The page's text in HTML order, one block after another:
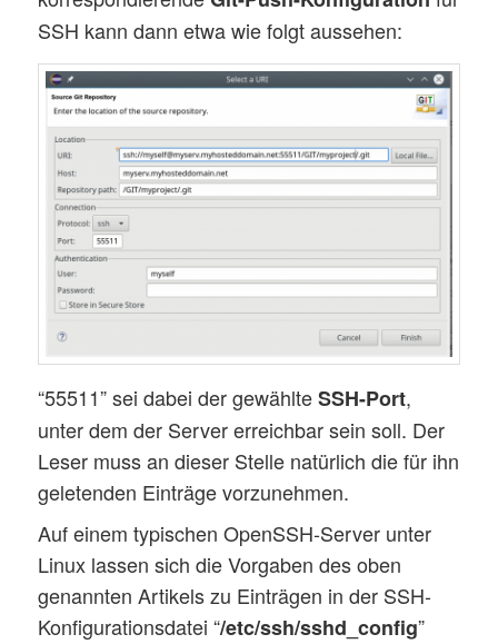
SSH kann dann etwa wie folgt aussehen:
“55511” sei dabei der gewählteSSH-Port,
unter dem der Server erreichbar sein soll. Der
Leser muss an dieser Stelle natürlich die für ihn
geletenden Einträge vorzunehmen.
Auf einem typischen OpenSSH-Server unter
Linux lassen sich die Vorgaben des oben
genannten Artikels zu Einträgen in der SSH-
Konfigurationsdatei “/etc/ssh/sshd_config”